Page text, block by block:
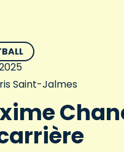
Saint-Jalmes